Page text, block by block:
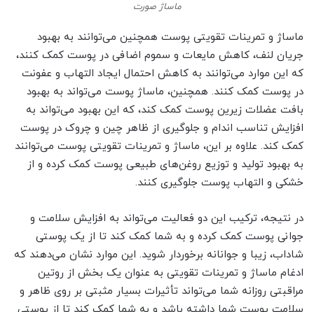
ماساژ صورت
ماساژ و تمرینات تقویتی پوست همچنین می‌توانند به بهبود
جریان لنف، کاهش مایعات و سموم اضافی در پوست کمک کنند،
که این موارد می‌توانند به کاهش احتمال ایجاد التهاب و عفونت
در پوست کمک کنند. همچنین، ماساژ پوست می‌تواند به بهبود
بافت عضلات زیرین پوست کمک کند، که این بهبود می‌تواند به
افزایش تناسب اندام و جلوگیری از ظاهر چین و چروک در پوست
کمک کند. علاوه بر این، ماساژ و تمرینات تقویتی پوست می‌توانند
به بهبود تولید و توزیع روغن‌های طبیعی پوست کمک کرده و از
خشکی و التهاب پوست جلوگیری کنند.
در نتیجه، ترکیب این دو فعالیت می‌تواند به افزایش سلامت و
جوانی پوست کمک کرده و به شما کمک کند تا از یک پوستی
شاداب، زیبا و جوانانه برخوردار شوید. این موارد نشان می‌دهند که
ادغام ماساژ و تمرینات تقویتی به عنوان یک بخش از روتین
مراقبتی روزانه شما می‌تواند تأثیرات بسیار مثبتی بر روی ظاهر و